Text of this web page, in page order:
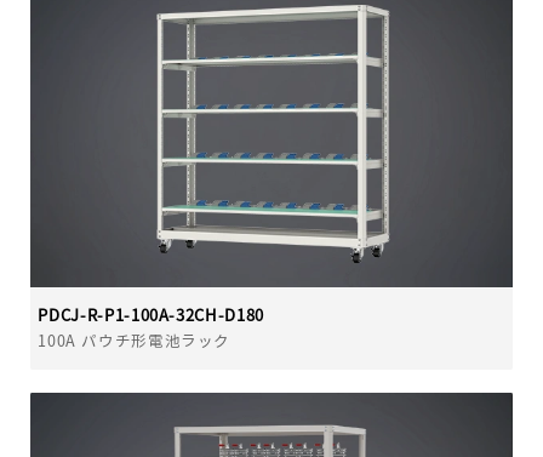
PDCJ-R-P1-100A-32CH-D180
100A パウチ形電池ラック